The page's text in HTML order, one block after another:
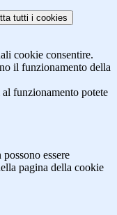
tutti i cookies
cookie consentire.
il funzionamento della
funzionamento potete
essere
pagina della cookie